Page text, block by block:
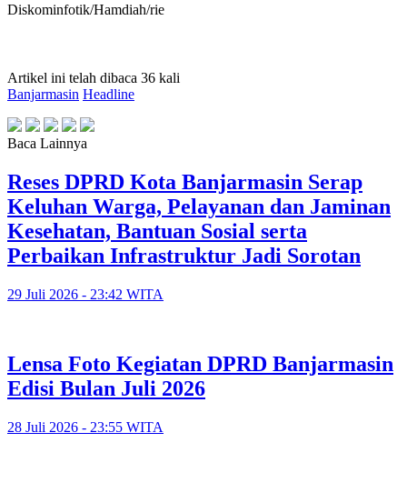
Diskominfotik/Hamdiah/rie
Artikel ini telah dibaca 36 kali
Banjarmasin Headline
Baca Lainnya
Reses DPRD Kota Banjarmasin Serap
Keluhan Warga, Pelayanan dan Jaminan
Kesehatan, Bantuan Sosial serta
Perbaikan Infrastruktur Jadi Sorotan
29 Juli 2026 - 23:42 WITA
Lensa Foto Kegiatan DPRD Banjarmasin
Edisi Bulan Juli 2026
28 Juli 2026 - 23:55 WITA